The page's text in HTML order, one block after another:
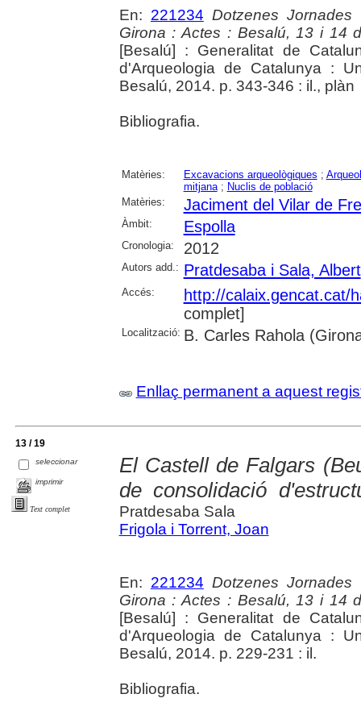
En: 221234 Dotzenes
Girona : Actes : Besalú, 13 i 14
[Besalú] : Generalitat de
d'Arqueologia de Catalunya :
Besalú, 2014. p. 343-346 : il., plàn
Bibliografia.
Matèries: Excavacions arqueològiques ;
mitjana; Nuclis de població
Matèries:
Jaciment del Vilar de
Àmbit: Espolla
Cronologia: 2012
Autors add.: Pratdesaba i Sala, Albert
Accés:
http://calaix.gencat.cat/
complet]
Localització: B. Carles Rahola
Enllaç permanent a aquest
13 / 19
seleccionar
imprimir
Text complet
El Castell de Falgars
de consolidació
Pratdesaba Sala
Frigola i Torrent, Joan
En: 221234 Dotzenes
Girona : Actes : Besalú, 13 i 14
[Besalú] : Generalitat de
d'Arqueologia de Catalunya :
Besalú, 2014. p. 229-231 : il.
Bibliografia.